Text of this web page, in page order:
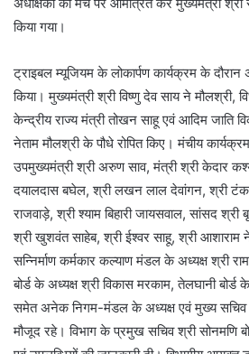
किया गया।
ट्राइबल म्यूजियम के लोकार्पण कार्यक्रम के दौरान
किया। मुख्यमंत्री श्री विष्णु देव साय ने मौलश्री,
केन्द्रीय राज्य मंत्री तोखन साहू एवं आदिम जाति
नेताम मौलश्री के पौधे रोपित किए। मंचीय
उपमुख्यमंत्री श्री अरुण साव, मंत्री श्री केदार
दयालदास बघेल, श्री लखन लाल देवांगन, श्री
राजवाड़े, श्री श्याम बिहारी जायसवाल, सांसद
श्री खुशवंत साहेब, श्री ईश्वर साहू, श्री आशाराम
सन्निर्माण कर्मकार कल्याण मंडल के अध्यक्ष श्री
बोर्ड के अध्यक्ष श्री विकास मरकाम, तेलघानी बोर्ड
समेत अनेक निगम-मंडल के अध्यक्ष एवं मुख्य सचिव
मौजूद रहे। विभाग के प्रमुख सचिव श्री सोनमणि